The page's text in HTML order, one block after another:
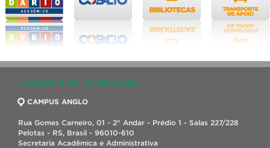
LOCALIZE A FAC. DE NUTRIÇÃO
CAMPUS ANGLO
Rua Gomes Carneiro, 01 - 2° Andar - Prédio 1 - Salas 227/228
Pelotas - RS, Brasil - 96010-610
Secretaria Acadêmica e Administrativa